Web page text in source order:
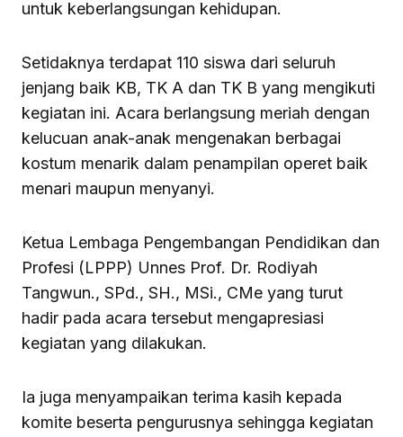
untuk keberlangsungan kehidupan.
Setidaknya terdapat 110 siswa dari seluruh
jenjang baik KB, TK A dan TK B yang mengikuti
kegiatan ini. Acara berlangsung meriah dengan
kelucuan anak-anak mengenakan berbagai
kostum menarik dalam penampilan operet baik
menari maupun menyanyi.
Ketua Lembaga Pengembangan Pendidikan dan
Profesi (LPPP) Unnes Prof. Dr. Rodiyah
Tangwun., SPd., SH., MSi., CMe yang turut
hadir pada acara tersebut mengapresiasi
kegiatan yang dilakukan.
Ia juga menyampaikan terima kasih kepada
komite beserta pengurusnya sehingga kegiatan